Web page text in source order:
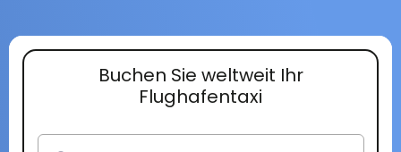
Buchen Sie weltweit Ihr
Flughafentaxi